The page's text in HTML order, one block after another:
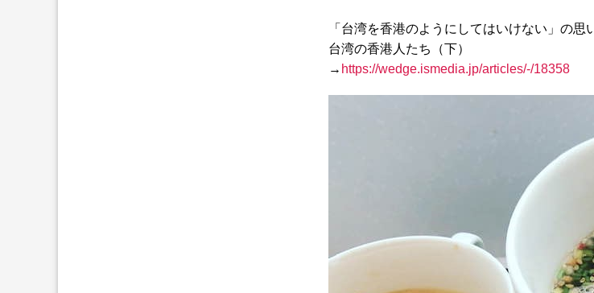
「台湾を香港のようにしてはいけない」の思
台湾の香港人たち（下）
→ https://wedge.ismedia.jp/articles/-/18358